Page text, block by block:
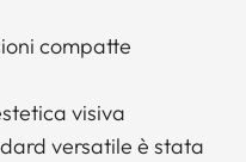
compatte
visiva
versatile è stata